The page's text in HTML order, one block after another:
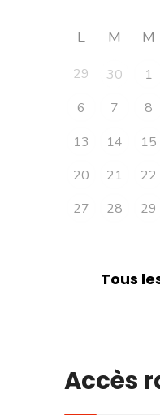
L M M
29 30 1
6
7 8
13
14 15
20
21 22
27
28 29
Tous
Accès